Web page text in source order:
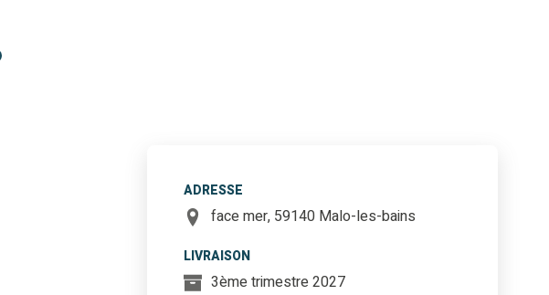
ADRESSE
face mer, 59140 Malo-les-bains
LIVRAISON
3ème trimestre 2027